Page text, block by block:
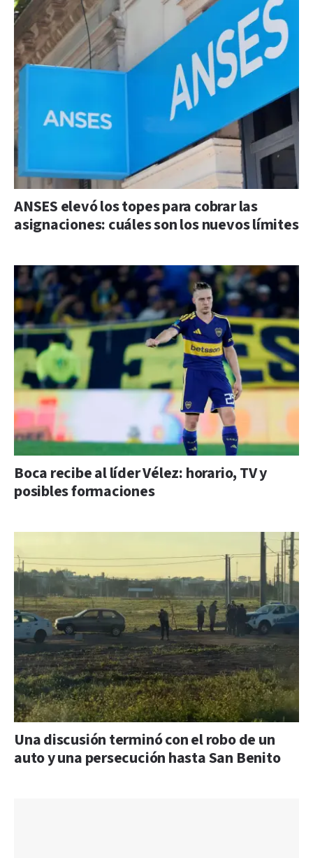
ANSES elevó los topes para cobrar las
asignaciones: cuáles son los nuevos límites
Boca recibe al líder Vélez: horario, TV y
posibles formaciones
Una discusión terminó con el robo de un
auto y una persecución hasta San Benito